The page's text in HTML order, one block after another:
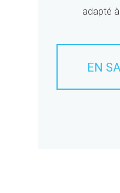
adapté
EN